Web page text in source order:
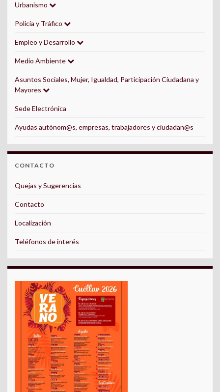
Urbanismo
Policía y Tráfico
Empleo y Desarrollo
Medio Ambiente
Asuntos Sociales, Mujer, Igualdad, Participación Ciudadana y
Mayores
Sede Electrónica
Ayudas autónom@s, empresas, trabajadores y ciudadan@s
CONTACTO
Quejas y Sugerencias
Contacto
Localización
Teléfonos de interés